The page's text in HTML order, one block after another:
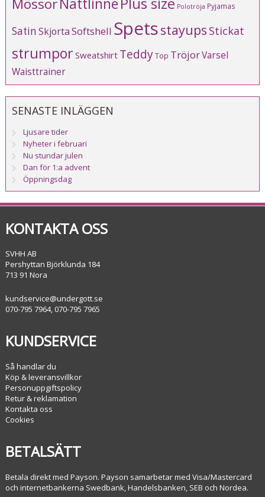
Polotröja Pyjamas
SatinSkjortaSoftshell Spetsstayups Stickat
strumporSweatshirt TeddyTop TröjorVarsel
Waisttrainer
SENASTE INLÄGGEN
Ljusare tider
Nyheter i februari
Nu stundar julen
Dan för 1:a advent
Öppningsdag
KONTAKTA OSS
SVHH AB
Pershyttan Björklunda 184
713 91 Nora
kundservice@undergott.se
070-795 7964, 070-795 7965
KUNDSERVICE
Så handlar du
Köp & leveransvillkor
Personuppgiftspolicy
Retur & reklamation
Kontakta oss
Cookies
BETALSÄTT
Betala direkt med Payson. Payson samarbetar med Visa/Mastercard
och internetbankerna Swedbank, Handelsbanken, SEB och Nordea.